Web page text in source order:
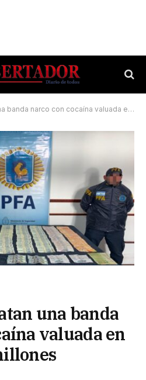
narco con cocaína valuada en más de $41 millones
una banda
valuada en